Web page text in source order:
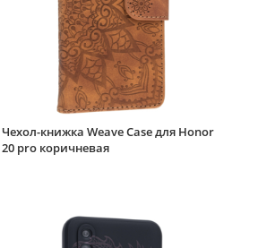
Чехол-книжка Weave Case для Honor
20 pro коричневая